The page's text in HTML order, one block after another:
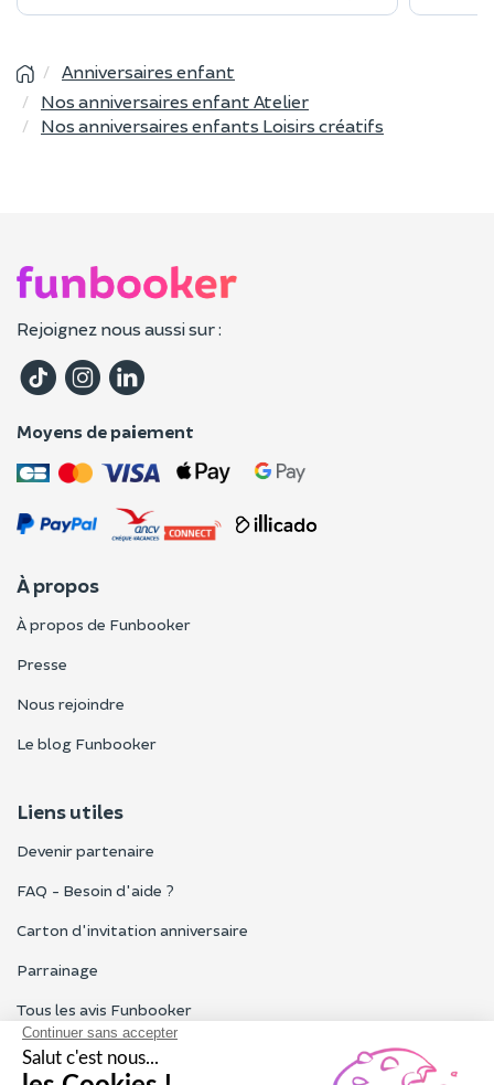
Anniversaires enfant
Nos anniversaires enfant Atelier
Nos anniversaires enfants Loisirs créatifs
Rejoignez nous aussi sur :
Moyens de paiement
À propos
À propos de Funbooker
Presse
Nous rejoindre
Le blog Funbooker
Liens utiles
Devenir partenaire
FAQ - Besoin d'aide ?
Carton d'invitation anniversaire
Parrainage
Tous les avis Funbooker
Particuliers, entreprises, professionnels